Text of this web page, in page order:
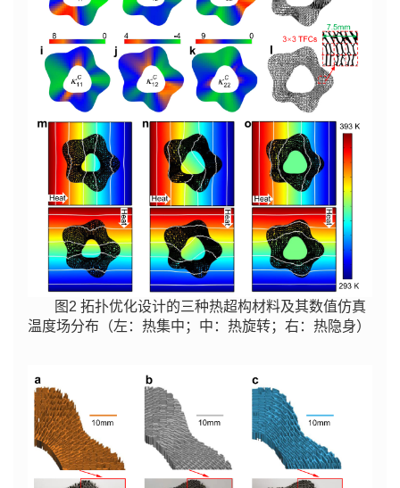
图2 拓扑优化设计的三种热超构材料及其数值仿真
温度场分布（左：热集中；中：热旋转；右：热隐身）